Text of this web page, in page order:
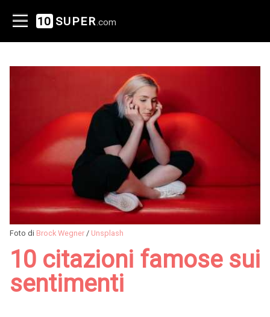
10 SUPER .com
Foto di Brock Wegner / Unsplash
10 citazioni famose sui
sentimenti